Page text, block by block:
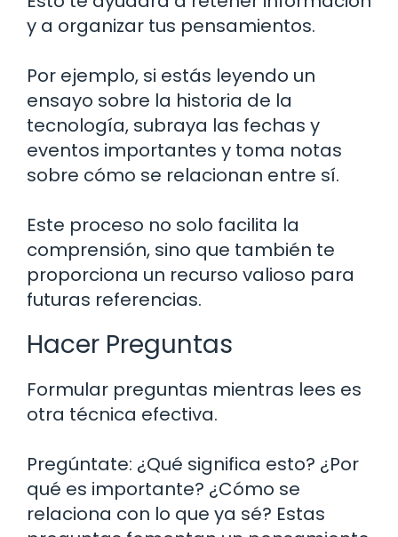
y a organizar tus pensamientos.
Por ejemplo, si estás leyendo un
ensayo sobre la historia de la
tecnología, subraya las fechas y
eventos importantes y toma notas
sobre cómo se relacionan entre sí.
Este proceso no solo facilita la
comprensión, sino que también te
proporciona un recurso valioso para
futuras referencias.
Hacer Preguntas
Formular preguntas mientras lees es
otra técnica efectiva.
Pregúntate: ¿Qué significa esto? ¿Por
qué es importante? ¿Cómo se
relaciona con lo que ya sé? Estas